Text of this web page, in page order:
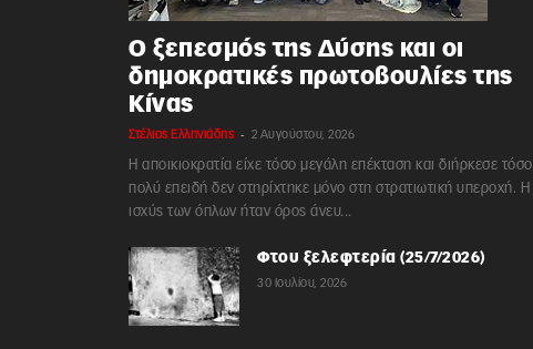
Ο ξεπεσμός της Δύσης και οι
δημοκρατικές πρωτοβουλίες της
Κίνας
Στέλιος Ελληνιάδης - 2 Αυγούστου, 2026
Η αποικιοκρατία είχε τόσο μεγάλη επέκταση και διήρκεσε τόσο
πολύ επειδή δεν στηρίχτηκε μόνο στη στρατιωτική υπεροχή. Η
ισχύς των όπλων ήταν όρος άνευ...
Φτου ξελεφτερία (25/7/2026)
30 Ιουλίου, 2026